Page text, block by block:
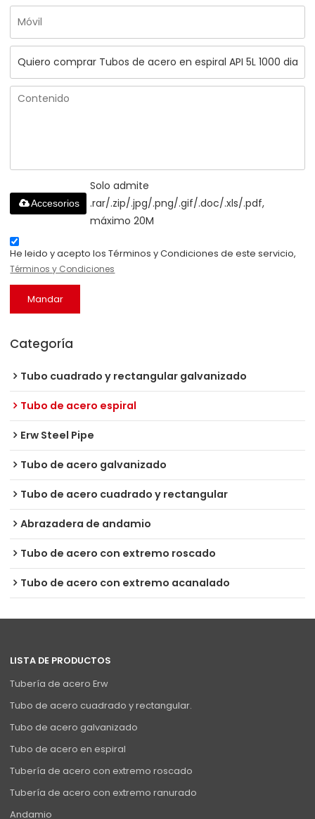
Solo admite
.rar/.zip/.jpg/.png/.gif/.doc/.xls/.pdf,
máximo 20M
Accesorios
He leido y acepto los Términos y Condiciones de este servicio,
Términos y Condiciones
Mandar
Categoría
Tubo cuadrado y rectangular galvanizado
Tubo de acero espiral
Erw Steel Pipe
Tubo de acero galvanizado
Tubo de acero cuadrado y rectangular
Abrazadera de andamio
Tubo de acero con extremo roscado
Tubo de acero con extremo acanalado
LISTA DE PRODUCTOS
Tubería de acero Erw
Tubo de acero cuadrado y rectangular.
Tubo de acero galvanizado
Tubo de acero en espiral
Tubería de acero con extremo roscado
Tubería de acero con extremo ranurado
Andamio